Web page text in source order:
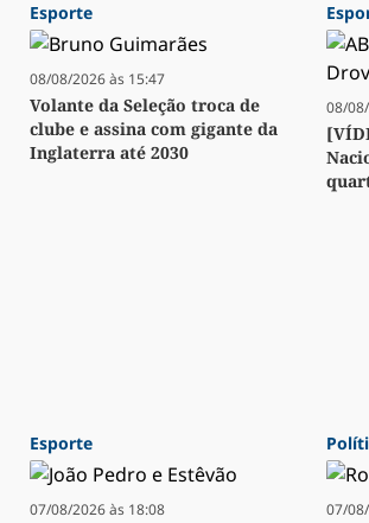
Esporte
08/08/2026 às 15:47
Volante da Seleção troca de
clube e assina com gigante da
Inglaterra até 2030
08/
Esporte
07/08/2026 às 18:08 07/